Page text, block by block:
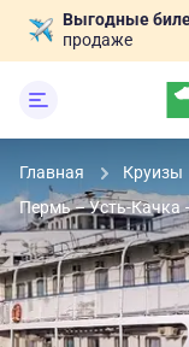
Выгодные
продаже
Главная Круизы
Пермь – Усть-Качка